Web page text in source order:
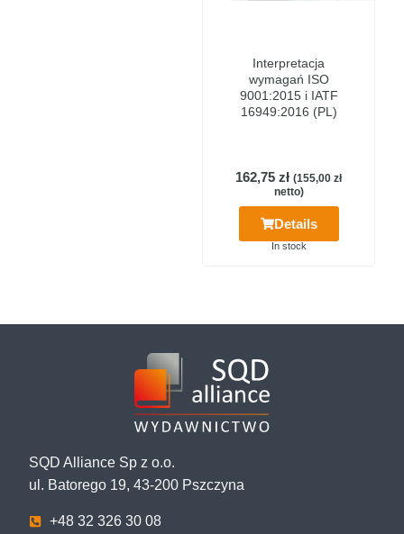
Interpretacja
wymagań ISO
9001:2015 i IATF
16949:2016 (PL)
162,75 zł (155,00 zł
netto)
Details
In stock
SQD Alliance Sp z o.o.
ul. Batorego 19, 43-200 Pszczyna
+48 32 326 30 08